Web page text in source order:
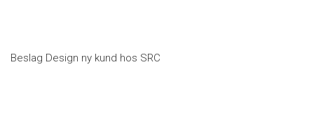
Beslag Design ny kund hos SRC